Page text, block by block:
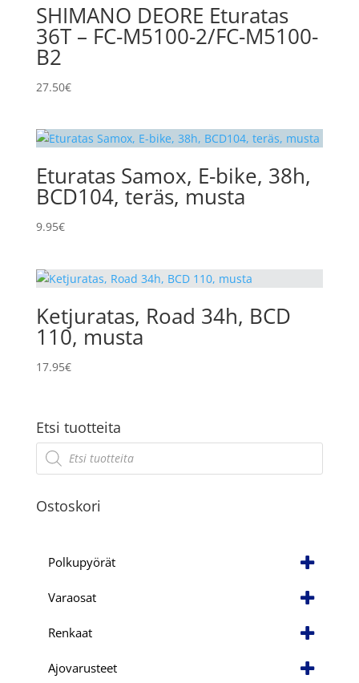
SHIMANO DEORE Eturatas
36T – FC-M5100-2/FC-M5100-
B2
27.50€
Eturatas Samox, E-bike, 38h,
BCD104, teräs, musta
9.95€
Ketjuratas, Road 34h, BCD
110, musta
17.95€
Etsi tuotteita
Products
search
Ostoskori
Polkupyörät
Varaosat
Renkaat
Ajovarusteet